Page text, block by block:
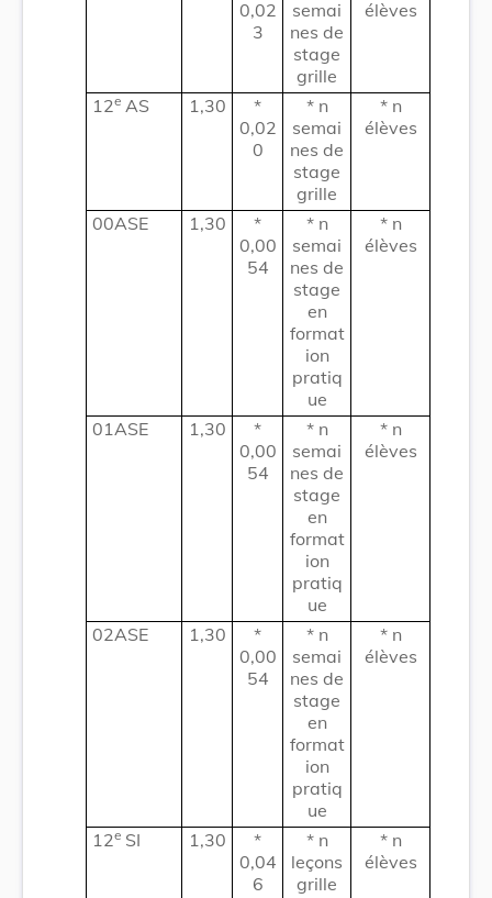
0,02
3
semai
nes de
stage
grille
élèves
12e AS 1,30
*
0,02
0
* n
semai
nes de
stage
grille
* n
élèves
00ASE 1,30
*
0,00
54
* n
semai
nes de
stage
en
format
ion
pratiq
ue
* n
élèves
01ASE 1,30
*
0,00
54
* n
semai
nes de
stage
en
format
ion
pratiq
ue
* n
élèves
02ASE 1,30
*
0,00
54
* n
semai
nes de
stage
en
format
ion
pratiq
ue
* n
élèves
12e SI 1,30
*
0,04
6
* n
leçons
grille
* n
élèves